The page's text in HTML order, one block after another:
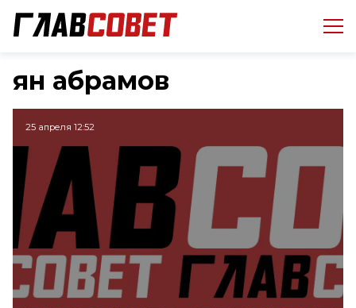
ян абрамов
25 апреля 12:52